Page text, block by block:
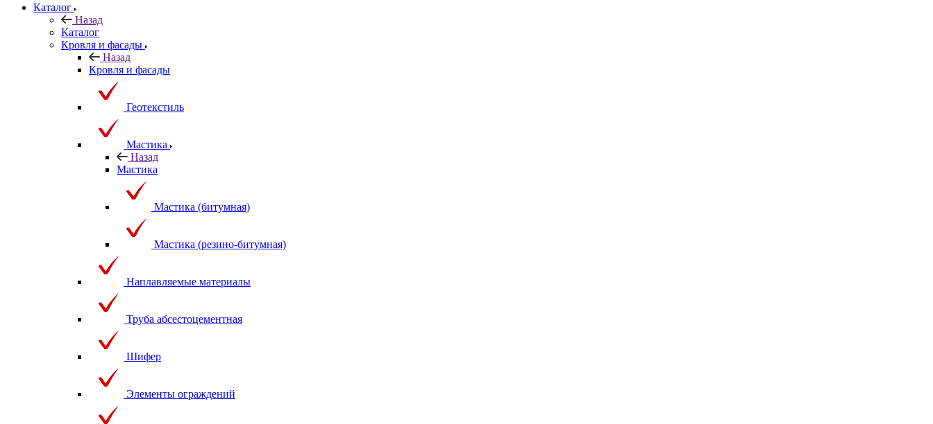
Каталог
Назад
Каталог
Кровля и фасады
Назад
Кровля и фасады
Геотекстиль
Мастика
Назад
Мастика
Мастика (битумная)
Мастика (резино-битумная)
Наплавляемые материалы
Труба абсестоцементная
Шифер
Элементы ограждений